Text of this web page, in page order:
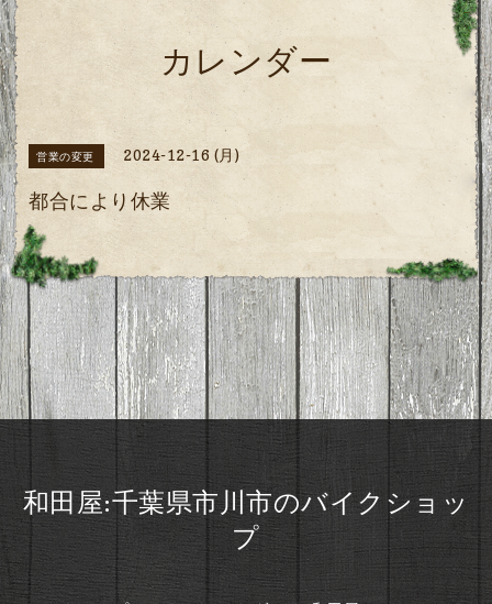
カレンダー
営業の変更 2024-12-16 (月)
都合により休業
和田屋:千葉県市川市のバイクショッ
プ